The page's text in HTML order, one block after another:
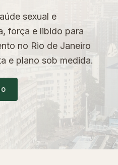
sexual e
força e libido para
no Rio de Janeiro
e plano sob medida.